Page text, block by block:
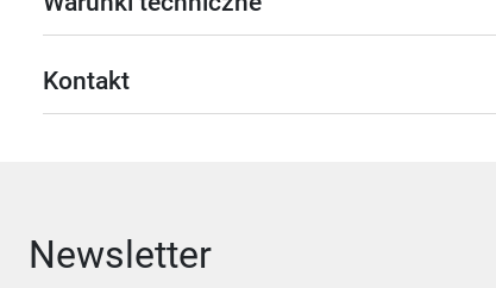
Kontakt
Newsletter